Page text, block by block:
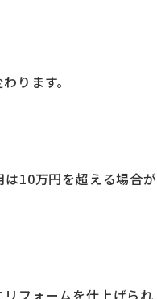
ります。
10万円を超える場合が
フォームを仕上げられ